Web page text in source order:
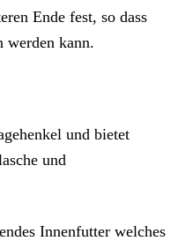
Ende fest, so dass
werden kann.
und bietet
und
Innenfutter welches